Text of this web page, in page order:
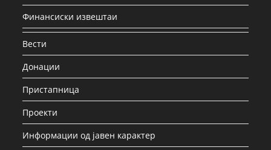
Финансиски извештаи
Вести
Донации
Пристапница
Проекти
Информации од јавен карактер